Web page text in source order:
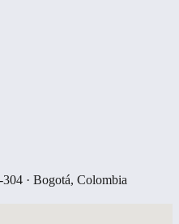
· Bogotá, Colombia